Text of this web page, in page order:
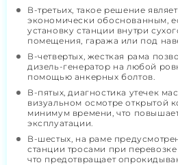
В-третьих, такое решение
экономически обоснованным,
установку станции внутри
помещения, гаража или под
В-четвертых, жесткая рама
дизель-генератор на любой
помощью анкерных болтов.
В-пятых, диагностика утечек
визуальном осмотре открытой
минимум времени, что
эксплуатации.
В-шестых, на раме
станции тросами при перевозке
что предотвращает